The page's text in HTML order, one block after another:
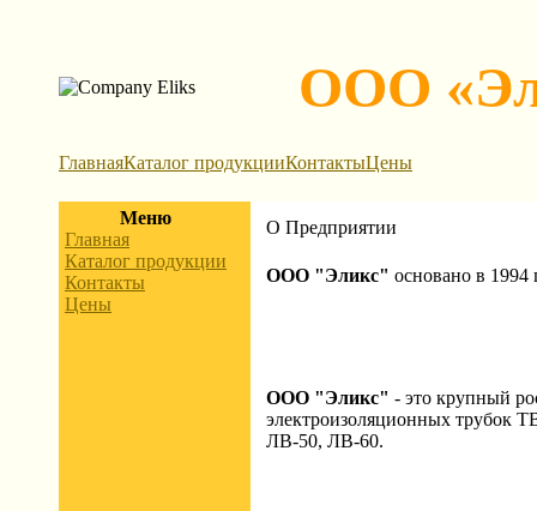
ООО
ГлавнаяКаталог продукцииКонтактыЦены
Меню
Главная
Каталог продукции
Контакты
Цены
О Предприятии
ООО "Эликс" основано в 1994
ООО "Эликс" - это крупный
электроизоляционных
ЛВ-50, ЛВ-60.